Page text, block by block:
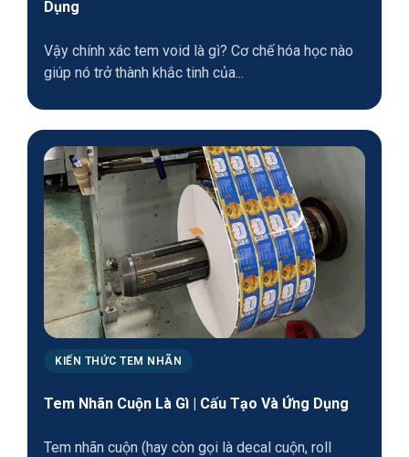
Dụng
Vậy chính xác tem void là gì? Cơ chế hóa học nào
giúp nó trở thành khắc tinh của...
KIẾN THỨC TEM NHÃN
Tem Nhãn Cuộn Là Gì | Cấu Tạo Và Ứng Dụng
Tem nhãn cuộn (hay còn gọi là decal cuộn, roll